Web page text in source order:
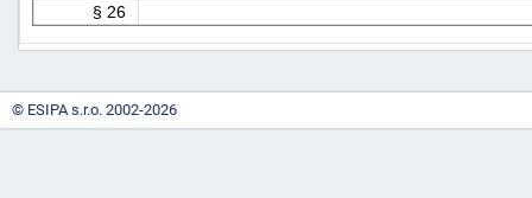
§ 26
© ESIPA s.r.o. 2002-2026